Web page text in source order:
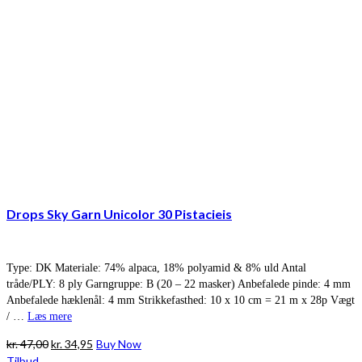
Drops Sky Garn Unicolor 30 Pistacieis
Type: DK Materiale: 74% alpaca, 18% polyamid & 8% uld Antal
tråde/PLY: 8 ply Garngruppe: B (20 – 22 masker) Anbefalede pinde: 4 mm
Anbefalede hæklenål: 4 mm Strikkefasthed: 10 x 10 cm = 21 m x 28p Vægt
/ … Læs mere
kr.47,00Den
kr.34,95 Den
Buy Now